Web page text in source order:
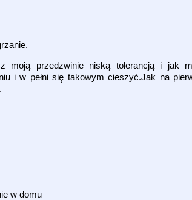
moją przedzwinie niską tolerancją i jak
i w pełni się takowym cieszyć.Jak na
w domu